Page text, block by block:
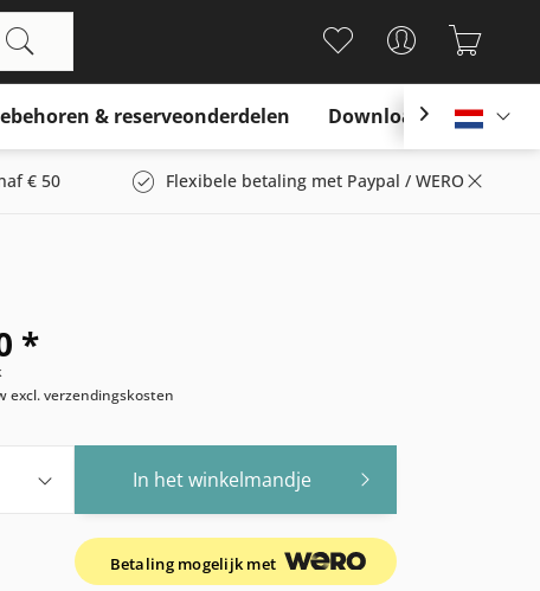
& reserveonderdelen Download
€ 50 Flexibele betaling met Paypal / WERO
*
excl. verzendingskosten
In het winkelmandje
Betaling mogelijk met